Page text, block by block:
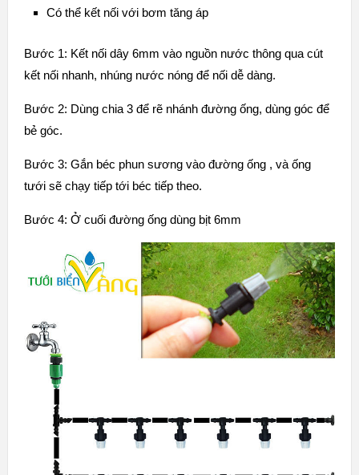
Có thể kết nối với bơm tăng áp
Bước 1: Kết nối dây 6mm vào nguồn nước thông qua cút
kết nối nhanh, nhúng nước nóng để nối dễ dàng.
Bước 2: Dùng chia 3 để rẽ nhánh đường ống, dùng góc để
bẻ góc.
Bước 3: Gắn béc phun sương vào đường ống , và ống
tưới sẽ chạy tiếp tới béc tiếp theo.
Bước 4: Ở cuối đường ống dùng bịt 6mm